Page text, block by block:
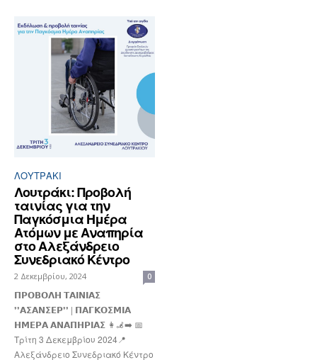
ΛΟΥΤΡΆΚΙ
Λουτράκι: Προβολή
ταινίας για την
Παγκόσμια Ημέρα
Ατόμων με Αναπηρία
στο Αλεξάνδρειο
Συνεδριακό Κέντρο
2 Δεκεμβρίου, 2024 0
𝝥𝝦𝝤𝝗𝝤𝝠𝝜 𝝩𝝖𝝞𝝢𝝞𝝖𝝨
❜❜𝝖𝝨𝝖𝝢𝝨𝝚𝝦❜❜ | 𝝥𝝖𝝘𝝟𝝤𝝨𝝡𝝞𝝖
𝝜𝝡𝝚𝝦𝝖 𝝖𝝢𝝖𝝥𝝜𝝦𝝞𝝖𝝨 👩‍🦼‍➡️ 📅
Τρίτη 3 Δεκεμβρίου 2024📍
Αλεξάνδρειο Συνεδριακό Κέντρο